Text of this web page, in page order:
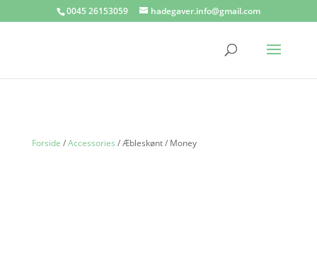
0045 26153059 hadegaver.info@gmail.com
Forside /Accessories / Æbleskønt / Money